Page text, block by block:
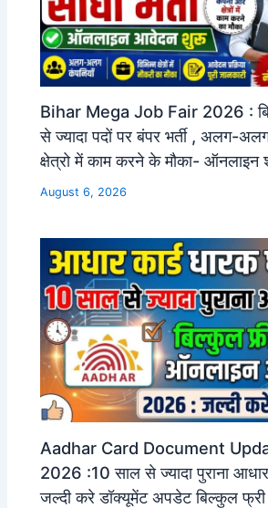
Bihar Mega Job Fair 2026 :
से ज्यादा पदों पर बंपर भर्ती , अलग-
क्षेत्रो में काम करने के मौका-
August 6, 2026
Aadhar Card Document
2026 :10 साल से ज्यादा पुराना
जल्दी करे डॉक्यूमेंट अपडेट बिल्कुल